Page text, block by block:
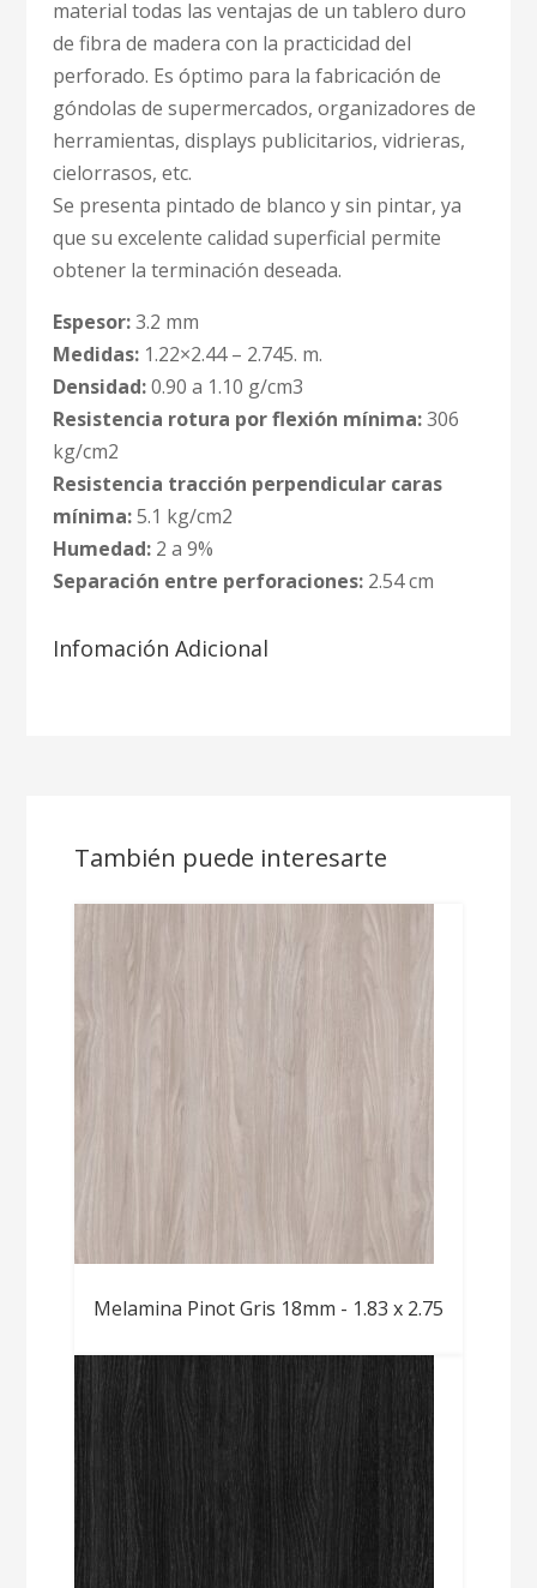
material todas las ventajas de un tablero duro
de fibra de madera con la practicidad del
perforado. Es óptimo para la fabricación de
góndolas de supermercados, organizadores de
herramientas, displays publicitarios, vidrieras,
cielorrasos, etc.
Se presenta pintado de blanco y sin pintar, ya
que su excelente calidad superficial permite
obtener la terminación deseada.
Espesor:3.2 mm
Medidas: 1.22×2.44 – 2.745. m.
Densidad:0.90 a 1.10 g/cm3
Resistencia rotura por flexión mínima:306
kg/cm2
Resistencia tracción perpendicular caras
mínima:5.1 kg/cm2
Humedad: 2 a 9%
Separación entre perforaciones: 2.54 cm
Infomación Adicional
También puede interesarte
Melamina Pinot Gris 18mm - 1.83 x 2.75